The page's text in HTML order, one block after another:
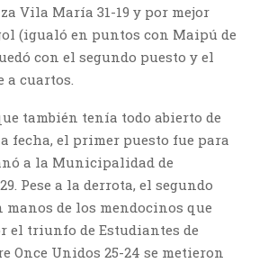
Vila María 31-19 y por mejor
(igualó en puntos con Maipú de
con el segundo puesto y el
a cuartos.
también tenía todo abierto de
fecha, el primer puesto fue para
a la Municipalidad de
Pese a la derrota, el segundo
manos de los mendocinos que
el triunfo de Estudiantes de
Once Unidos 25-24 se metieron